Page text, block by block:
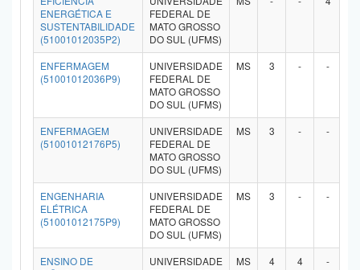
ENERGÉTICA E
SUSTENTABILIDADE
(51001012035P2)
FEDERAL DE
MATO GROSSO
DO SUL (UFMS)
ENFERMAGEM
(51001012036P9)
UNIVERSIDADE
FEDERAL DE
MATO GROSSO
DO SUL (UFMS)
MS 3 - -
ENFERMAGEM
(51001012176P5)
UNIVERSIDADE
FEDERAL DE
MATO GROSSO
DO SUL (UFMS)
MS 3 - -
ENGENHARIA
ELÉTRICA
(51001012175P9)
UNIVERSIDADE
FEDERAL DE
MATO GROSSO
DO SUL (UFMS)
MS 3 - -
ENSINO DE
UNIVERSIDADE
MS 4 4 -